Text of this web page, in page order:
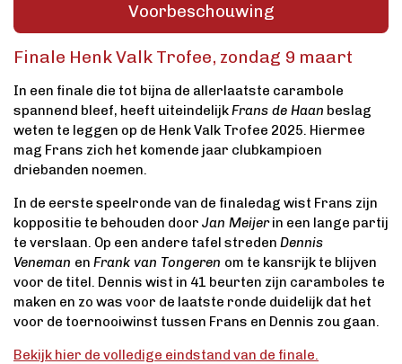
Voorbeschouwing
Finale Henk Valk Trofee, zondag 9 maart
In een finale die tot bijna de allerlaatste carambole
spannend bleef, heeft uiteindelijkFrans de Haan beslag
weten te leggen op de Henk Valk Trofee 2025. Hiermee
mag Frans zich het komende jaar clubkampioen
driebanden noemen.
In de eerste speelronde van de finaledag wist Frans zijn
koppositie te behouden door Jan Meijerin een lange partij
te verslaan. Op een andere tafel streden Dennis
Veneman en Frank van Tongeren om te kansrijk te blijven
voor de titel. Dennis wist in 41 beurten zijn caramboles te
maken en zo was voor de laatste ronde duidelijk dat het
voor de toernooiwinst tussen Frans en Dennis zou gaan.
Bekijk hier de volledige eindstand van de finale.